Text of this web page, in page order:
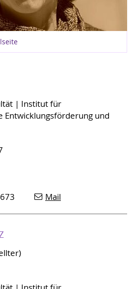
| Institut für
Entwicklungsförderung und
2673 Mail